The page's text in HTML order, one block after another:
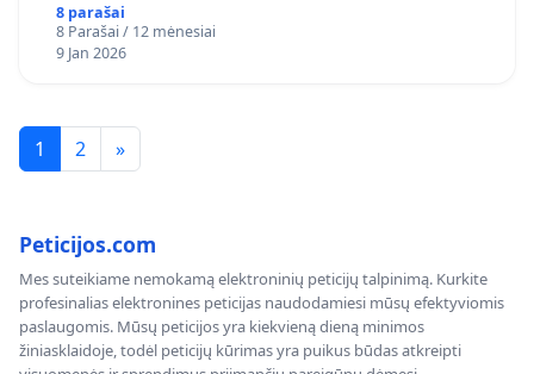
8 parašai
8 Parašai / 12 mėnesiai
9 Jan 2026
1 2 »
Peticijos.com
Mes suteikiame nemokamą elektroninių peticijų talpinimą. Kurkite
profesinalias elektronines peticijas naudodamiesi mūsų efektyviomis
paslaugomis. Mūsų peticijos yra kiekvieną dieną minimos
žiniasklaidoje, todėl peticijų kūrimas yra puikus būdas atkreipti